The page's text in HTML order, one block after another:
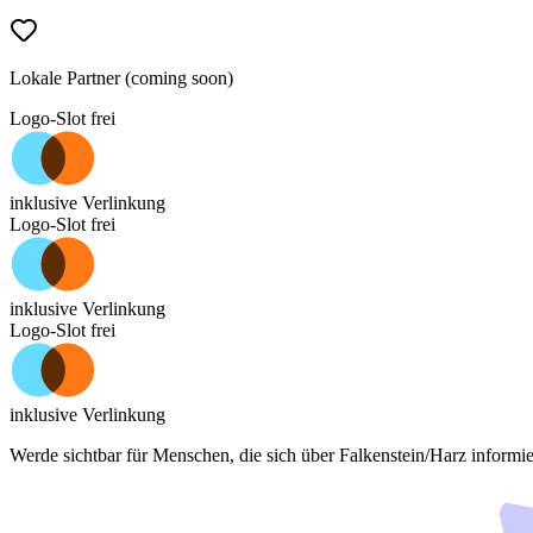
Lokale Partner (coming soon)
Logo-Slot frei
inklusive Verlinkung
Logo-Slot frei
inklusive Verlinkung
Logo-Slot frei
inklusive Verlinkung
Werde sichtbar für Menschen, die sich überFalkenstein/Harz